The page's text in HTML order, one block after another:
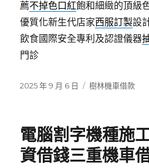
薦不掉色口紅飽和細緻的頂級
優質化新生代店家西服訂製設
飲食國際安全專利及認證儀器
門診
發
2025 年 9 月 6 日
分
樹林機車借款
電腦割字機種施
資借錢三重機車